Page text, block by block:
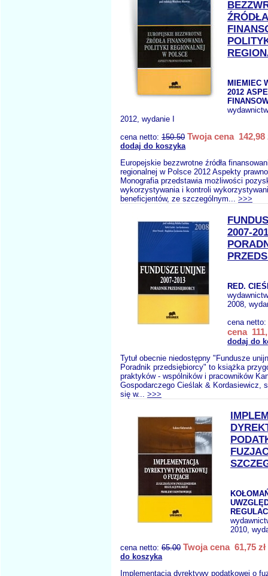
ŹRÓDŁA
MIEMIEC
2012
2012, wydanie I
cena netto: 150.50 Twoja cena 142,98
dodaj do koszyka
Europejskie bezzwrotne źródła
regionalnej w Polsce 2012 Aspekty
Monografia przedstawia możliwości
wykorzystywania i kontroli
beneficjentów, ze szczególnym... >>>
2007-
RED.
2008,
cena netto:
cena
dodaj do
Tytuł obecnie niedostępny "Fundusze
Poradnik przedsiębiorcy" to książka
praktyków - wspólników i pracowników
Gospodarczego Cieślak & Kordasiewicz,
się w... >>>
2010,
cena netto: 65.00 Twoja cena 61,75 zł
do koszyka
Implementacja dyrektywy podatkowej o